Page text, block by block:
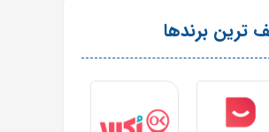
ترین برندها